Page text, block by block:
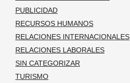
PUBLICIDAD
RECURSOS HUMANOS
RELACIONES INTERNACIONALES
RELACIONES LABORALES
SIN CATEGORIZAR
TURISMO